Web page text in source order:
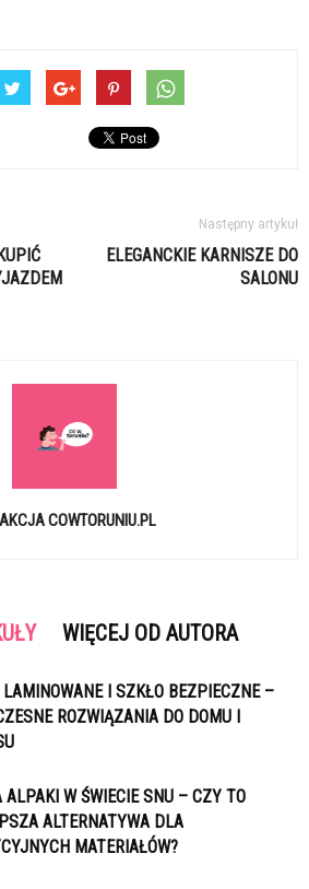
Następny artykuł
ELEGANCKIE KARNISZE DO
SALONU
COWTORUNIU.PL
WIĘCEJ OD AUTORA
I SZKŁO BEZPIECZNE –
ROZWIĄZANIA DO DOMU I
ALPAKI W ŚWIECIE SNU – CZY TO
ALTERNATYWA DLA
MATERIAŁÓW?